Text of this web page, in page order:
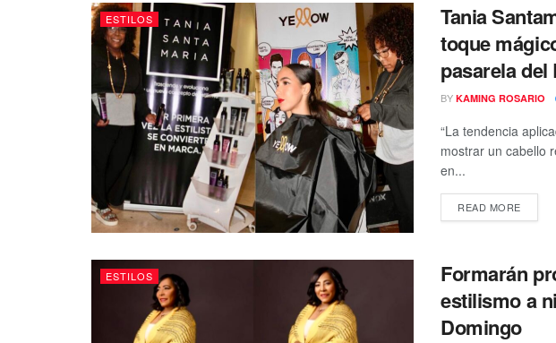
ESTILOS
Tania
toque
pasarela del
BY KAMING ROSARIO
“La tendencia
mostrar un cabello
en...
READ MORE
ESTILOS
Formarán
estilismo a
Domingo